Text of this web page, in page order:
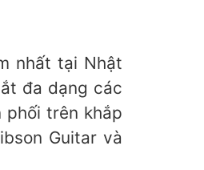
nhất tại Nhật
đa dạng các
phối trên khắp
Guitar và